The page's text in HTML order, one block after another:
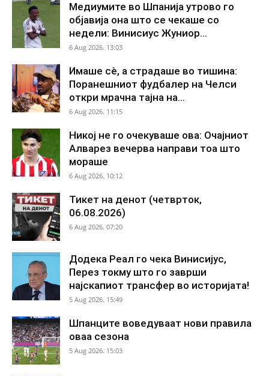
Медиумите во Шпанија утрово го
објавија она што се чекаше со
недели: Винисиус Жуниор...
6 Aug 2026. 13:03
Имаше сè, а страдаше во тишина:
Поранешниот фудбалер на Челси
откри мрачна тајна на...
6 Aug 2026. 11:15
Никој не го очекуваше ова: Очајниот
Алварез вечерва направи тоа што
мораше
6 Aug 2026. 10:12
Тикет на денот (четврток,
06.08.2026)
6 Aug 2026. 07:20
Додека Реал го чека Винисијус,
Перез токму што го заврши
најскапиот трансфер во историјата!
5 Aug 2026. 15:49
Шпанците воведуваат нови правила
оваа сезона
5 Aug 2026. 15:03